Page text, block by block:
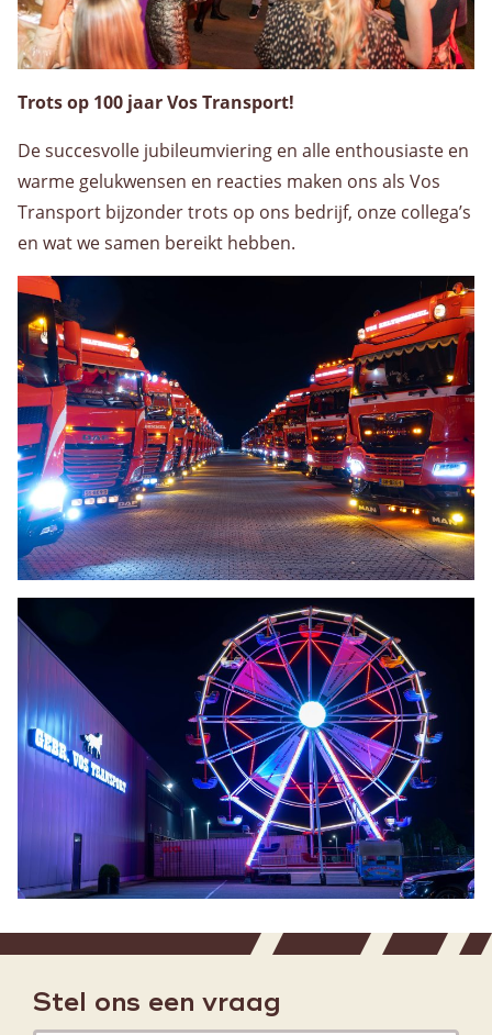
Trots op 100 jaar Vos Transport!
De succesvolle jubileumviering en alle enthousiaste en
warme gelukwensen en reacties maken ons als Vos
Transport bijzonder trots op ons bedrijf, onze collega’s
en wat we samen bereikt hebben.
Stel ons een vraag